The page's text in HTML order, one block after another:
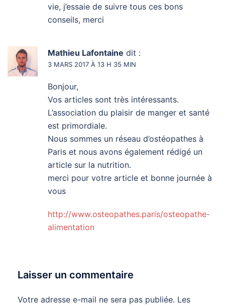
vie, j’essaie de suivre tous ces bons
conseils, merci
Mathieu Lafontaine dit :
3 MARS 2017 À 13 H 35 MIN
Bonjour,
Vos articles sont très intéressants.
L’association du plaisir de manger et santé
est primordiale.
Nous sommes un réseau d’ostéopathes à
Paris et nous avons également rédigé un
article sur la nutrition.
merci pour votre article et bonne journée à
vous
http://www.osteopathes.paris/osteopathe-
alimentation
Laisser un commentaire
Votre adresse e-mail ne sera pas publiée. Les